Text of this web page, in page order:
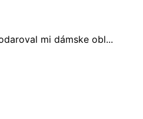
mi dámske obl...